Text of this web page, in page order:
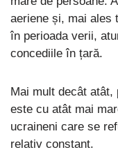
aeriene și, mai ales
în perioada verii,
concediile în țară.
Mai mult decât atât,
este cu atât mai
ucraineni care se
relativ constant.